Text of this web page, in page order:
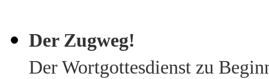
Der Zugweg!
Der Wortgottesdienst zu